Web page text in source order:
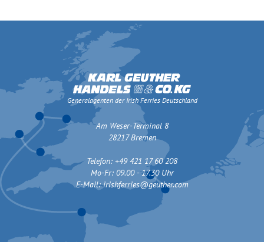
Generalagenten der Irish Ferries Deutschland
Am Weser-Terminal 8
28217 Bremen
Telefon: +49 421 17 60 208
Mo-Fr: 09.00 - 17.30 Uhr
E-Mail:irishferries@geuther.com